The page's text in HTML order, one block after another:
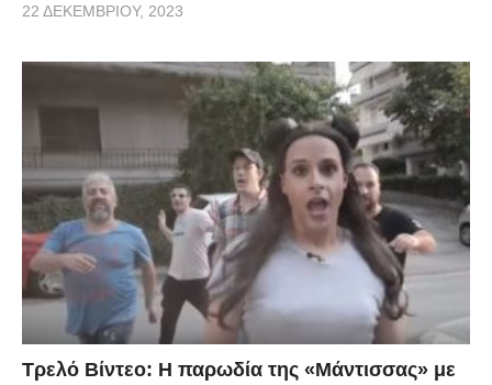
22 ΔΕΚΕΜΒΡΊΟΥ, 2023
Τρελό Βίντεο: H παρωδία της «Μάντισσας» με